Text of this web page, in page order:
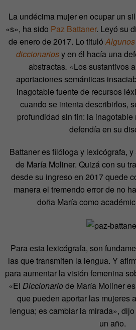
La undécima mujer en ocupar un
«s», ha sido Paz Battaner. Leyó su
de enero de 2017. Lo tituló
diccionariosy en él hacía una
abstractas. «Los sustantivos
aportaciones semánticas
inagotable fuente de recursos
cuando se intenta describirlos,
profundidad sin fin: la
defendía en su
Battaner es filóloga y lexicógrafa,
de María Moliner. Quizá con su
desde su ingreso en 2017 quede
manera el tremendo error de no
doña María como
Para esta lexicógrafa, son
las que transmiten la lengua. Y
para aumentar la visión femenina
«El Diccionariode María Moliner
que pueden aportar las mujeres
lengua; es cambiar la mirada»,
un año.